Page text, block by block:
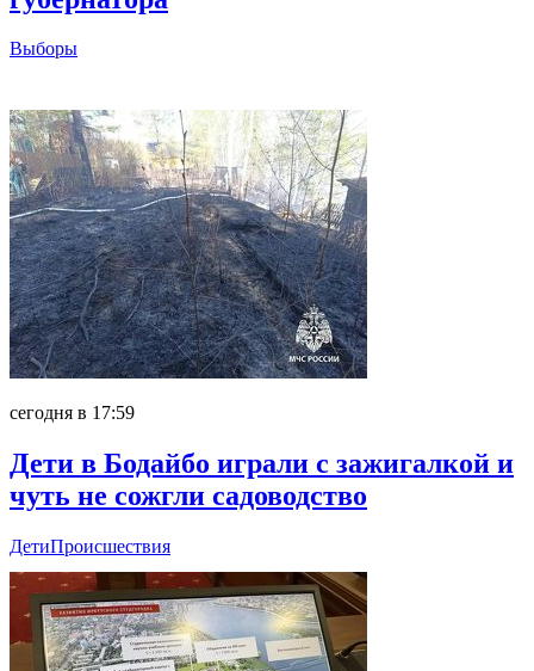
Выборы
сегодня в 17:59
Дети в Бодайбо играли с зажигалкой и
чуть не сожгли садоводство
ДетиПроисшествия